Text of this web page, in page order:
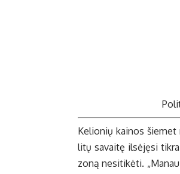
Ke­lio­nių kai­nos
li­tų sa­vai­tę il­sė­ję­si
zo­ną ne­si­ti­kė­ti.